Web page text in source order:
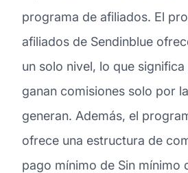
programa de afiliados. El
afiliados de Sendinblue
un solo nivel, lo que
ganan comisiones solo por
generan. Además, el
ofrece una estructura de
pago mínimo de Sin mínimo